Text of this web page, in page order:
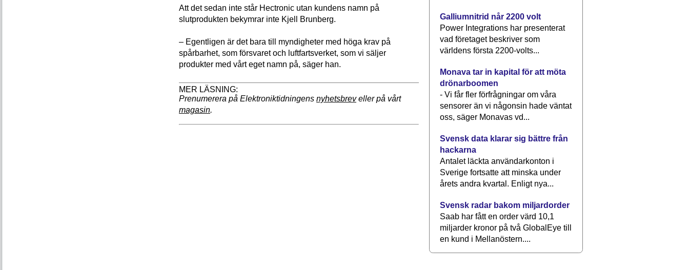
Att det sedan inte står Hectronic utan kundens namn på
slutprodukten bekymrar inte Kjell Brunberg.
– Egentligen är det bara till myndigheter med höga krav på
spårbarhet, som försvaret och luftfartsverket, som vi säljer
produkter med vårt eget namn på, säger han.
Prenumerera på Elektroniktidningens nyhetsbreveller på vårt
magasin.
Galliumnitrid når 2200 volt
Power Integrations har presenterat
vad företaget beskriver som
världens första 2200-volts...
Monava tar in kapital för att möta
drönarboomen
- Vi får fler förfrågningar om våra
sensorer än vi någonsin hade väntat
oss, säger Monavas vd...
Svensk data klarar sig bättre från
hackarna
Antalet läckta användarkonton i
Sverige fortsatte att minska under
årets andra kvartal. Enligt nya...
Svensk radar bakom miljardorder
Saab har fått en order värd 10,1
miljarder kronor på två GlobalEye till
en kund i Mellanöstern....